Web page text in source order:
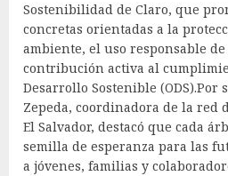
Sostenibilidad de Claro, que
concretas orientadas a la
ambiente, el uso responsable
contribución activa al
Desarrollo Sostenible (ODS).Por
Zepeda, coordinadora de la red
El Salvador, destacó que cada
semilla de esperanza para las
a jóvenes, familias y